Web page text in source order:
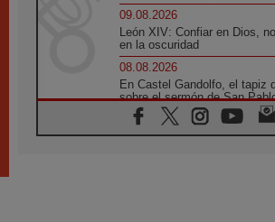
09.08.2026
León XIV: Confiar en Dios,
en la oscuridad
08.08.2026
En Castel Gandolfo, el tapiz
sobre el sermón de San
08.08.2026
En Colombia, «la paz no se